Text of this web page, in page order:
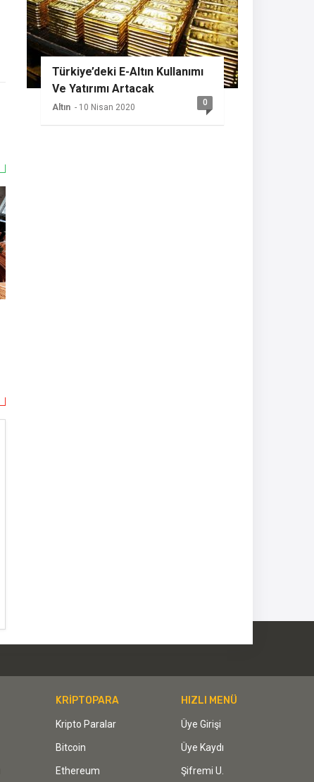
Türkiye’deki E-Altın Kullanımı
Ve Yatırımı Artacak
Altın - 10 Nisan 2020 0
KRİPTOPARA
Kripto Paralar
Bitcoin
Ethereum
HIZLI MENÜ
Üye Girişi
Üye Kaydı
Şifremi U.